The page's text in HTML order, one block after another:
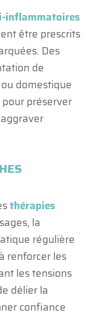
inflammatoires
être prescrits
Des
de
domestique
préserver
thérapies
la
régulière
renforcer les
les tensions
délier la
confiance